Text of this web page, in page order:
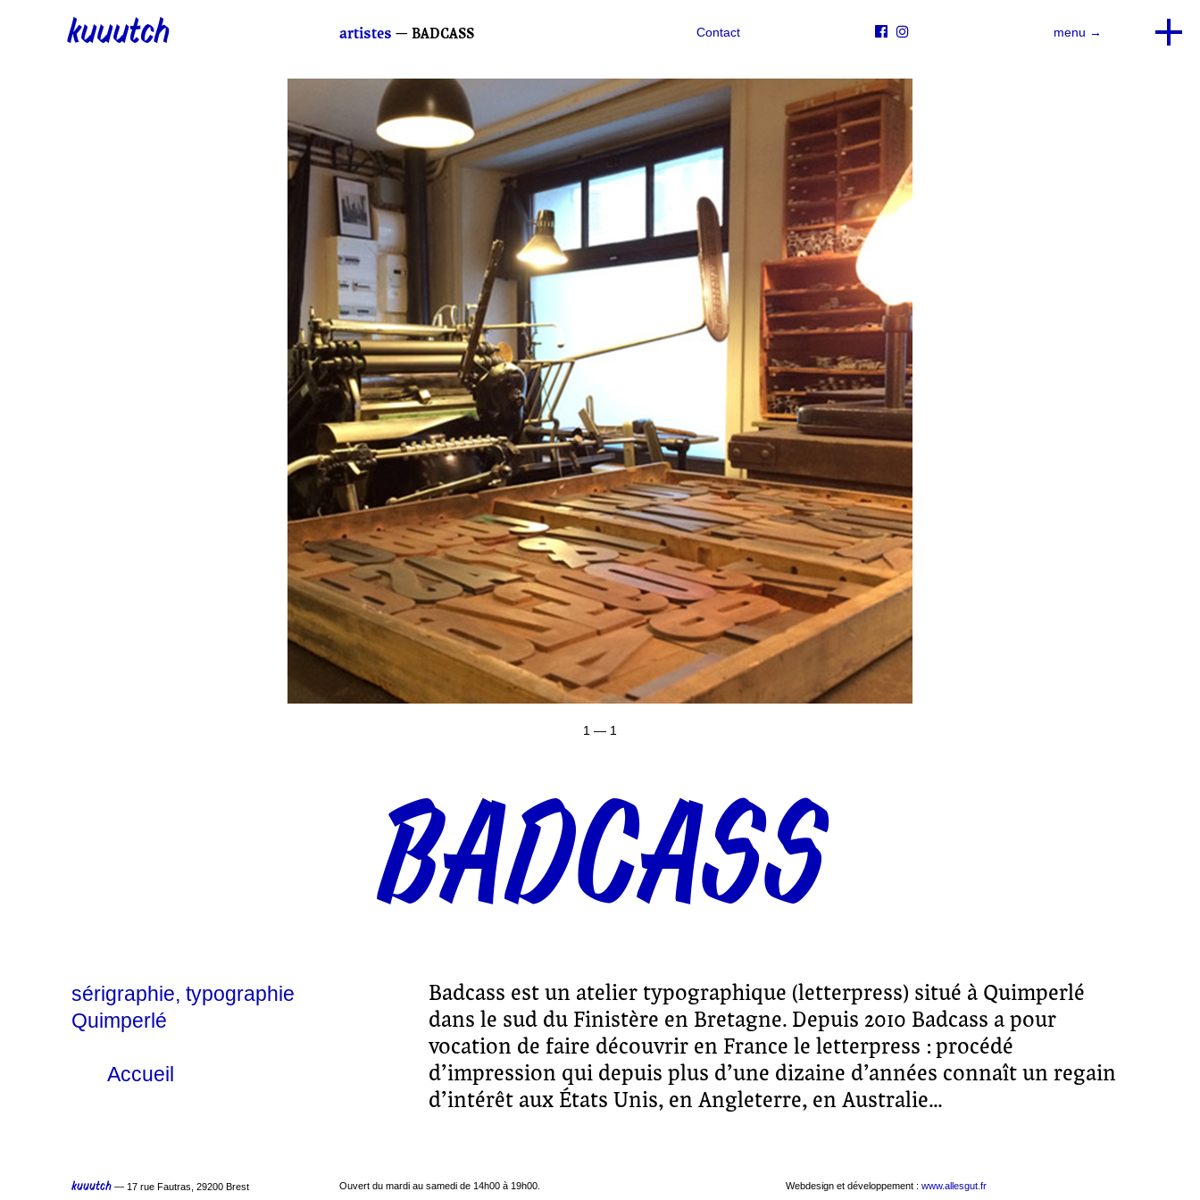
kuuutch Contact   menu →
artistes — BADCASS
1 — 1
BADCASS
sérigraphie typographie
Quimperlé
Accueil
Badcass est un atelier typographique (letterpress) situé à Quimperlé
dans le sud du Finistère en Bretagne. Depuis 2010 Badcass a pour
vocation de faire découvrir en France le letterpress : procédé
d’impression qui depuis plus d’une dizaine d’années connaît un regain
d’intérêt aux États Unis, en Angleterre, en Australie…
kuuutch — 17 rue Fautras, 29200 Brest Ouvert du mardi au samedi de 14h00 à 19h00. Webdesign et développement : www.allesgut.fr